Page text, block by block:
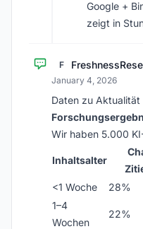
Google +
zeigt in
F
January 4, 2026
Daten zu
Wir haben 5.000
Inhaltsalter
<1 Woche
28%
1–4
Wochen
22%